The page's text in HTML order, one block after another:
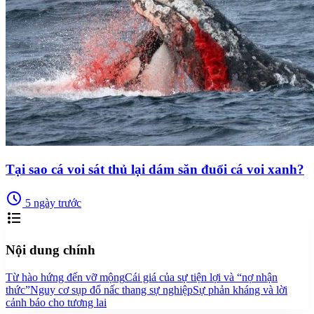
Tại sao cá voi sát thủ lại dám săn đuổi cá voi xanh?
schedule 5 ngày trước
format_list_bulleted
Nội dung chính
Từ hào hứng đến vỡ mộngCái giá của sự tiện lợi và “nợ nhận
thức”Nguy cơ sụp đổ nấc thang sự nghiệpSự phản kháng và lời
cảnh báo cho tương lai